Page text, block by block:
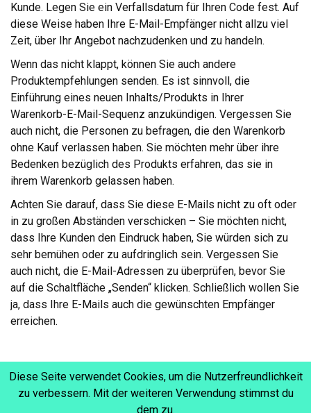
Kunde. Legen Sie ein Verfallsdatum für Ihren Code fest. Auf
diese Weise haben Ihre E-Mail-Empfänger nicht allzu viel
Zeit, über Ihr Angebot nachzudenken und zu handeln.
Wenn das nicht klappt, können Sie auch andere
Produktempfehlungen senden. Es ist sinnvoll, die
Einführung eines neuen Inhalts/Produkts in Ihrer
Warenkorb-E-Mail-Sequenz anzukündigen. Vergessen Sie
auch nicht, die Personen zu befragen, die den Warenkorb
ohne Kauf verlassen haben. Sie möchten mehr über ihre
Bedenken bezüglich des Produkts erfahren, das sie in
ihrem Warenkorb gelassen haben.
Achten Sie darauf, dass Sie diese E-Mails nicht zu oft oder
in zu großen Abständen verschicken – Sie möchten nicht,
dass Ihre Kunden den Eindruck haben, Sie würden sich zu
sehr bemühen oder zu aufdringlich sein. Vergessen Sie
auch nicht, die E-Mail-Adressen zu überprüfen, bevor Sie
auf die Schaltfläche „Senden“ klicken. Schließlich wollen Sie
ja, dass Ihre E-Mails auch die gewünschten Empfänger
erreichen.
3. FOLLOW-UP-E-MAIL-
Diese Seite verwendet Cookies, um die Nutzerfreundlichkeit
zu verbessern. Mit der weiteren Verwendung stimmst du
dem zu.